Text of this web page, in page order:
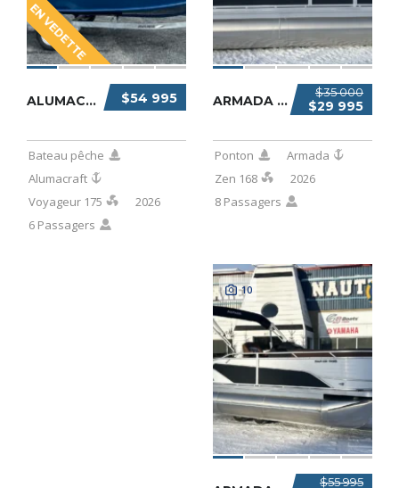
EN VEDETTE
$54 995
ALUMACRAFT VOYAGEUR 175 2026
Bateau pêche
Alumacraft
Voyageur 175
2026
6 Passagers
$35 000
$29 995
ARMADA ZEN 168 2026
Ponton
Armada
Zen 168
2026
8 Passagers
10
$55 995